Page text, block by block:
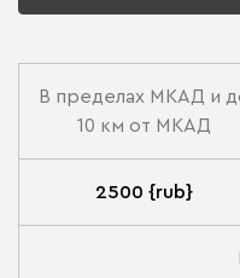
В пределах МКАД и
10 км от МКАД
2500 {rub}